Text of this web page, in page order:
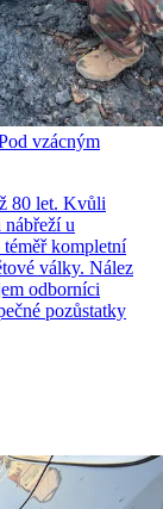
vzácným
80 let. Kvůli
u
téměř kompletní
války. Nález
odborníci
pozůstatky